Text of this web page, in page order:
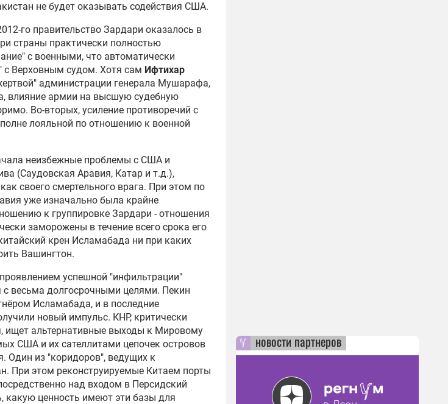
не будет оказывать содействия США.
го правительство Зардари оказалось в
страны практически полностью
с военными, что автоматически
с Верховным судом. Хотя сам Ифтихар
администрации генерала Мушарафа,
влияние армии на высшую судебную
Во-вторых, усиление противоречий с
лояльной по отношению к военной
неизбежные проблемы с США и
(Саудовская Аравия, Катар и т.д.),
своего смертельного врага. При этом по
уже изначально была крайне
к группировке Зардари - отношения
заморожены в течение всего срока его
крен Исламабада ни при каких
Вашингтон.
успешной "инфильтрации"
с весьма долгосрочными целями. Пекин
Исламабада, и в последние
новый импульс. КНР, критически
ищет альтернативные выходы к Мировому
США и их сателлитами цепочек островов
Один из "коридоров", ведущих к
При этом реконструируемые Китаем порты
над входом в Персидский
какую ценность имеют эти базы для
новости партнеров